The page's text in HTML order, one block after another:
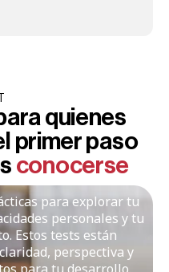
quienes
primer paso
conocerse
para explorar tu
personales y tu
Estos tests están
perspectiva y